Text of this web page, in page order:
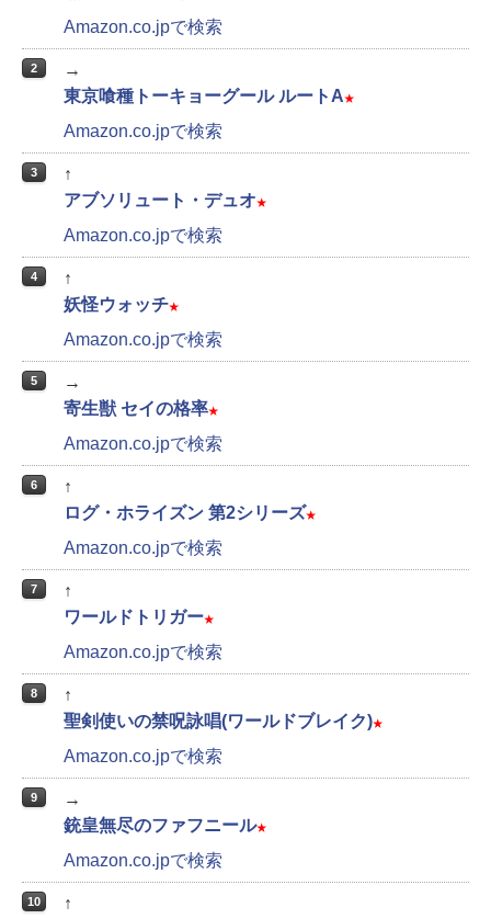
Amazon.co.jpで検索
2
→
東京喰種トーキョーグール ルートA★
Amazon.co.jpで検索
3
↑
アブソリュート・デュオ★
Amazon.co.jpで検索
4
↑
妖怪ウォッチ★
Amazon.co.jpで検索
5
→
寄生獣 セイの格率★
Amazon.co.jpで検索
6
↑
ログ・ホライズン 第2シリーズ★
Amazon.co.jpで検索
7
↑
ワールドトリガー★
Amazon.co.jpで検索
8
↑
聖剣使いの禁呪詠唱(ワールドブレイク)★
Amazon.co.jpで検索
9
→
銃皇無尽のファフニール★
Amazon.co.jpで検索
10
↑